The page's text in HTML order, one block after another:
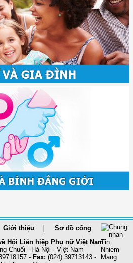
Giới thiệu
Sơ đồ cổng
Hội Liên hiệp Phụ nữ Việt Nam
Chuối - Hà Nội - Việt Nam
- Fax: (024) 39713143 -